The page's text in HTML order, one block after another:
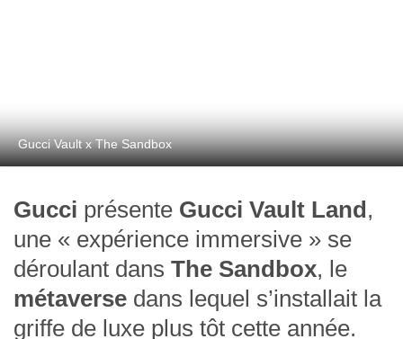
Gucci Vault x The Sandbox
Gucci présente Gucci Vault Land ,
une « expérience immersive » se
déroulant dans The Sandbox, le
métaverse dans lequel s’installait la
griffe de luxe plus tôt cette année.